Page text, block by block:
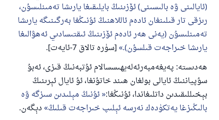
(ئايالىنى ۋە بالىسىنى) ئۆزىنىڭ بايلىقىغا يارىشا تەمىنلىسۇن،
رىزقى تار قىلىنغان ئادەم ئاللاھنىڭ ئۇنىڭغا بەرگىنىگە يارىشا
تەمىنلىسۇن (يەنى ھەر ئادەم ئۆزىنىڭ ئىقتىسادىي ئەھۋالىغا
يارىشا خىراجەت قىلسۇن). [سۈرە تالاق 7-ئايەت].
ھەدىستە: پەيغەمبەرئەلەيھىسسالام ئۇتبەنىڭ قىزى، ئەبۇ
سۇپياننىڭ ئايالى بولغان ھىند خاتۇنغا، ئۇ ئايال ئېرىنىڭ
بېخىللىقىدىن داتلىغاندا، ئۇنىڭغا: ئۇنىڭ مېلىدىن سىزگە ۋە
بالىڭىزغا يەتكۈدەك نەرسە ئېلىپ خىراجەت قىلىڭ دېگەن.